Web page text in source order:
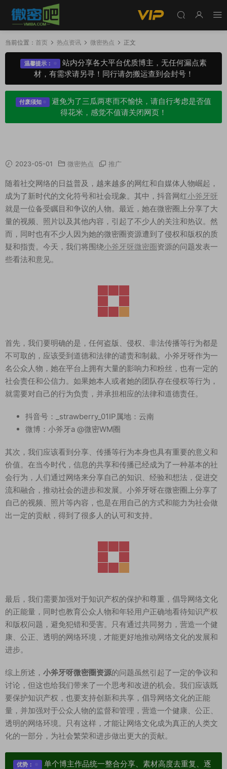
当前位置： 首页 热点资讯 微密热点 正文
温馨提示：
站内分享各大平台优质博主，无任何漏点素
材，有需求请另寻！同行请勿搬运查到会封号！
付废须知
避免为了三瓜两枣而不愉快，请自行考虑是否值
得花米，感觉不值请关闭网页！
2023-05-01 微密热点 推广
随着社交网络的日益普及，越来越多的网红和自媒体人物崛起，
成为了新时代的文化符号和社会现象。其中，抖音网红小斧牙呀
就是一位备受瞩目和争议的人物。最近，她在微密圈上分享了大
量的视频、照片以及其他内容，引起了不少人的关注和热议。然
而，同时也有不少人因为她的微密圈资源遭到了侵权和版权的质
疑和指责。今天，我们将围绕小斧牙呀微密圈资源的问题发表一
些看法和意见。
首先，我们要明确的是，任何盗版、侵权、非法传播等行为都是
不可取的，应该受到道德和法律的谴责和制裁。小斧牙呀作为一
名公众人物，她在平台上拥有大量的影响力和粉丝，也有一定的
社会责任和公信力。如果她本人或者她的团队存在侵权等行为，
就需要对自己的行为负责，并承担相应的法律和道德责任。
抖音号：_strawberry_01IP属地：云南
微博：小斧牙a @微密WM圈
其次，我们应该看到分享、传播等行为本身也具有重要的意义和
价值。在当今时代，信息的共享和传播已经成为了一种基本的社
会行为，人们通过网络来分享自己的知识、经验和想法，促进交
流和融合，推动社会的进步和发展。小斧牙呀在微密圈上分享了
自己的视频、照片等内容，也是在用自己的方式和能力为社会做
出一定的贡献，得到了很多人的认可和支持。
最后，我们需要加强对于知识产权的保护和尊重，倡导网络文化
的正能量，同时也教育公众人物和年轻用户正确地看待知识产权
和版权问题，避免犯错和受害。只有通过共同努力，营造一个健
康、公正、透明的网络环境，才能更好地推动网络文化的发展和
进步。
综上所述， 小斧牙呀微密圈资源的问题虽然引起了一定的争议和
讨论，但这也给我们带来了一个思考和改进的机会。我们应该既
要保护知识产权，也要支持创新和共享，倡导网络文化的正能
量，并加强对于公众人物的监督和管理，营造一个健康、公正、
透明的网络环境。只有这样，才能让网络文化成为真正的人类文
化的一部分，为社会繁荣和进步做出更大的贡献。
优势：
单个博主作品统一整合分享、素材高度去重复、逐